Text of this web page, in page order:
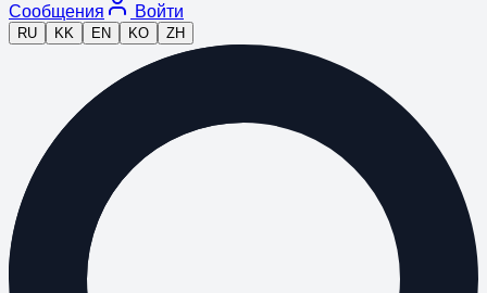
Сообщения
Войти
RU KK EN KO ZH